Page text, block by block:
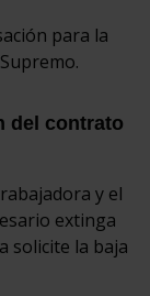
para la
del contrato
y el
extinga
solicite la baja